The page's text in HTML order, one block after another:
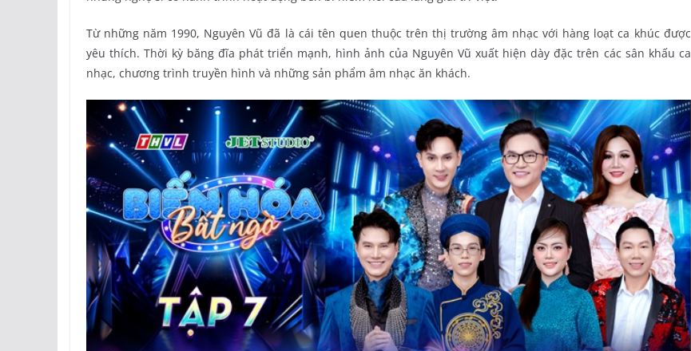
Từ những năm 1990, Nguyên Vũ đã là cái tên quen thuộc trên thị trường âm nhạc với hàng loạt ca khúc được
yêu thích. Thời kỳ băng đĩa phát triển mạnh, hình ảnh của Nguyên Vũ xuất hiện dày đặc trên các sân khấu ca
nhạc, chương trình truyền hình và những sản phẩm âm nhạc ăn khách.